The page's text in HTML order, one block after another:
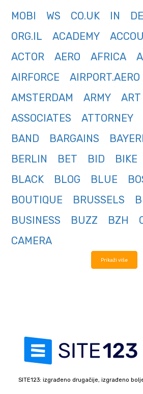
MOBI
WS CO.UK IN DE
ORG.IL
ACADEMY
ACTOR
AERO AFRICA
AIRFORCE
AIRPORT.AERO
AMSTERDAM
ARMY ART
ASSOCIATES
ATTORNEY
BAND
BARGAINS
BERLIN
BET BID BIKE
BLACK
BLOG BLUE
BOUTIQUE
BRUSSELS
BUSINESS
BUZZ BZH
CAMERA
Prikaži više
SITE123: izgrađeno drugačije, izgrađeno